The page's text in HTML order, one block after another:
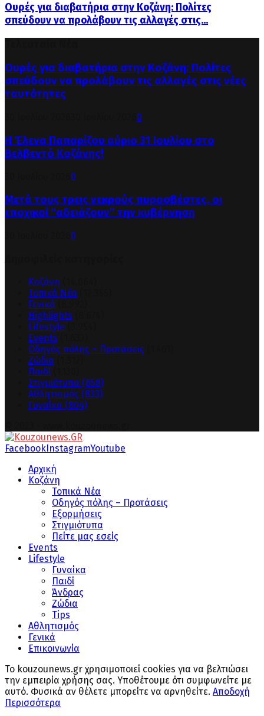
Ουρές για διαβατήρια στην Κοζάνη: Πολίτες
σπεύδουν να προλάβουν τις αλλαγές στις...
Ουρές για διαβατήρια στην Κοζάνη: Πολίτες
σπεύδουν να προλάβουν τις αλλαγές στις νέες
ταυτότητες
0
Η Έλενα Παπαρίζου αύριο 31 Ιουλίου στο
Βελβεντό Κοζάνης!
0
Μετά τους τρεις νεκρούς πυροσβέστες, οι
εποχικοί “αδειάζουν” την κυβέρνηση
0
Κοζάνη
Τοπικά Νέα
Γενικά
Highlights
Lifestyle
Events
Οδηγός πόλης – Προτάσεις
Ζώδια
Παιδί
Στιγμιότυπα (858)
Αθλητισμός (833)
Γυναίκα (804)
Facebook InstagramYoutube
Αρχική
Κοζάνη
Τοπικά Νέα
Οδηγός πόλης – Προτάσεις
Εξορμήσεις
Στιγμιότυπα
Πείτε μας εσείς
Events
Lifestyle
Γυναίκα
Παιδί
Άνδρας
Ζώδια
Tips
Αθλητισμός
Γενικά
Επικοινωνία
Το kouzounews.gr χρησιμοποιεί cookies για να βελτιώσει
την εμπειρία χρήσης σας. Υποθέτουμε ότι συμφωνείτε με
αυτό. Φυσικά αν θέλετε μπορείτε να αρνηθείτε. Αποδοχή
Περισσότερα